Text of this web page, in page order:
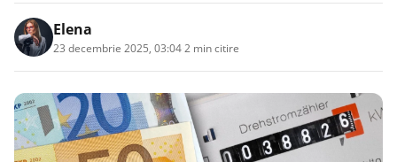
Elena
23 decembrie 2025, 03:042 min citire